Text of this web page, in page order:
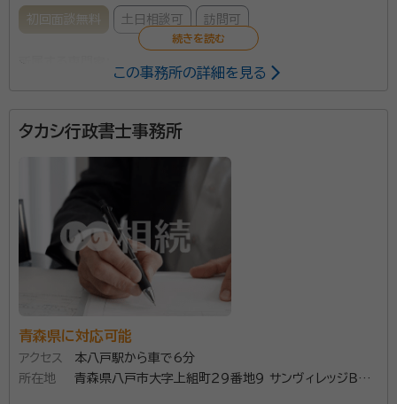
にスタートしている「自筆証書遺言書保管制度」にも対応
しておりますので、ほんの僅かでもご親族様の相続につ
どのような相談であっても、当事務所は相談料をお支払
ます。
初回面談無料 土日相談可 訪問可
事務所口コミ（抜粋）：
満足度 5.0
行政書士川村まさる事務所は2019年7月設立。 秘密
保持契約、業務委託契約、金銭消費貸借契約などの契約
書作成から、リーガルチェック、経営支援、NPO法人設
立などにも対応しています。 また、（一社）日本ドローン
ており、ドローンを飛行させる際の法律や規制について
広く周知させる役目も担っています。
資格等：行政書士
この事務所の詳細を見る
タカシ行政書士事務所
青森県に対応可能
アクセス
本八戸駅から車で6分
所在地
青森県八戸市大字上組町２９番地９ サンヴィレッジＢ号